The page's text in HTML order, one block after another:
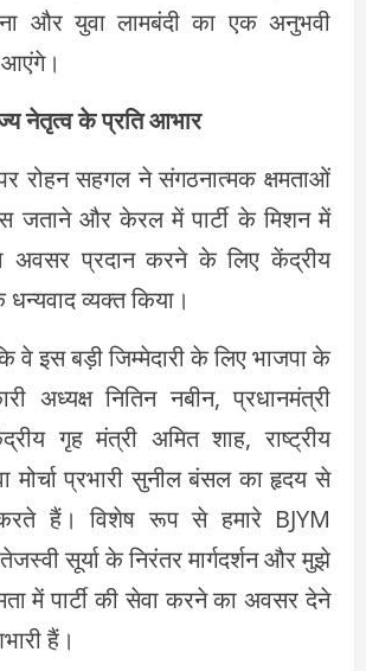
और युवा लामबंदी का एक अनुभवी
नेतृत्व के प्रति आभार
रोहन सहगल ने संगठनात्मक क्षमताओं
जताने और केरल में पार्टी के मिशन में
अवसर प्रदान करने के लिए केंद्रीय
धन्यवाद व्यक्त किया।
वे इस बड़ी जिम्मेदारी के लिए भाजपा के
अध्यक्ष नितिन नबीन, प्रधानमंत्री
गृह मंत्री अमित शाह, राष्ट्रीय
मोर्चा प्रभारी सुनील बंसल का हृदय से
हैं। विशेष रूप से हमारे BJYM
तेजस्वी सूर्या के निरंतर मार्गदर्शन और मुझे
में पार्टी की सेवा करने का अवसर देने
हैं।